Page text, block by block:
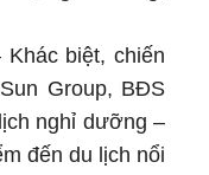
biệt, chiến
Group, BĐS
nghỉ dưỡng –
đến du lịch nổi